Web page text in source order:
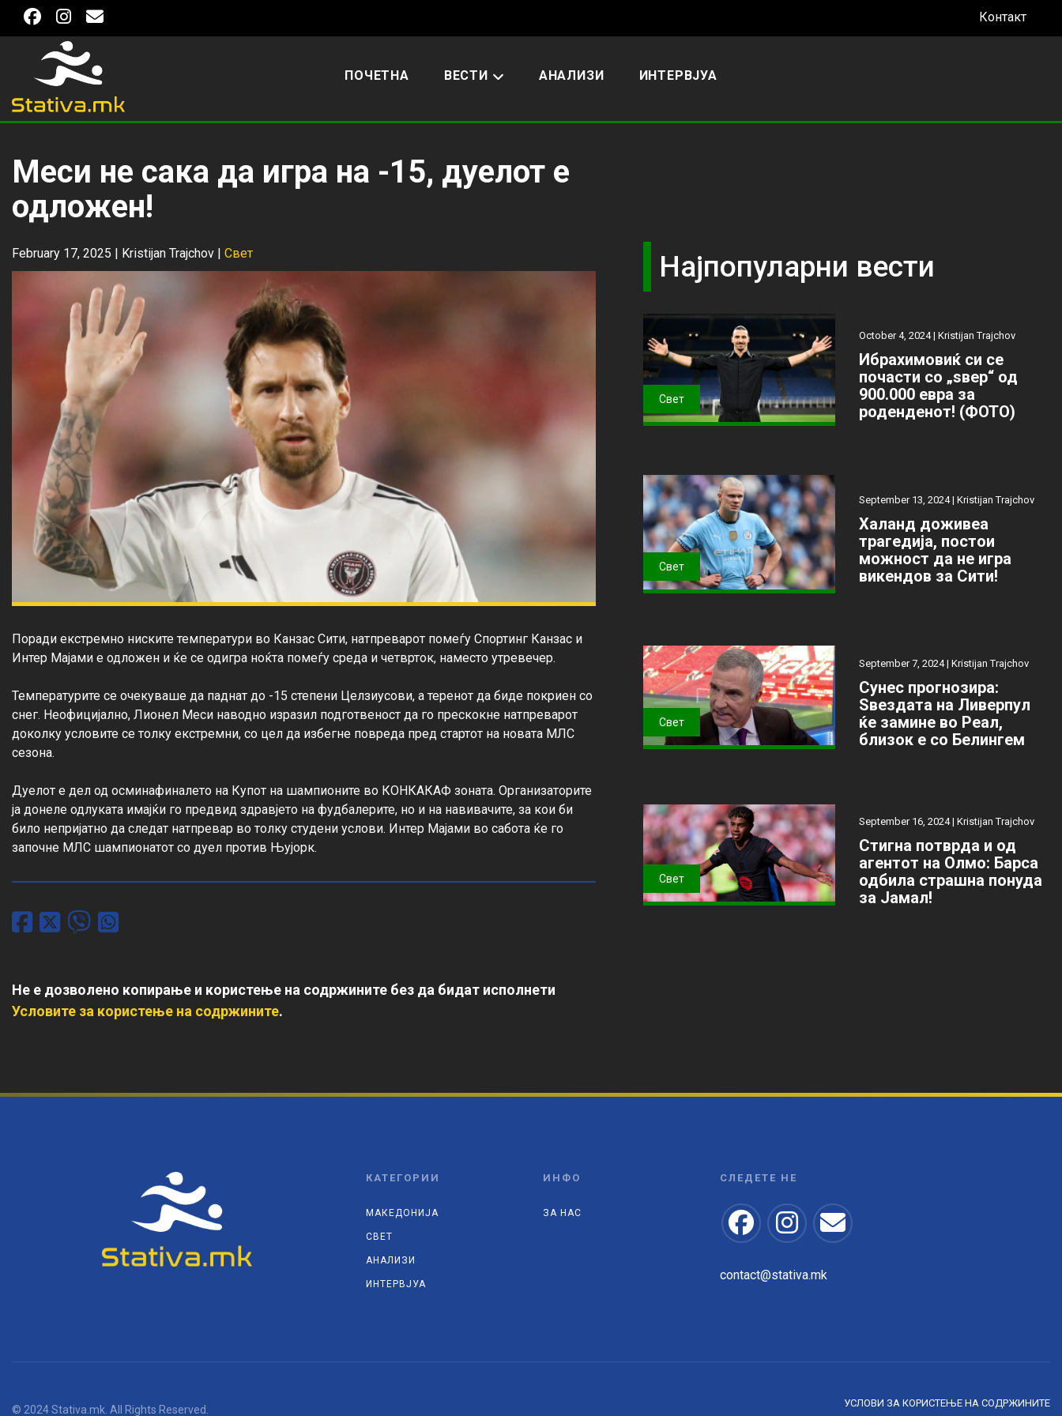
Контакт
ПОЧЕТНА ВЕСТИ АНАЛИЗИ ИНТЕРВЈУА
Меси не сака да игра на -15, дуелот е
одложен!
February 17, 2025 | Kristijan Trajchov | Свет
Поради екстремно ниските температури во Канзас Сити, натпреварот помеѓу Спортинг Канзас и
Интер Мајами е одложен и ќе се одигра ноќта помеѓу среда и четврток, наместо утревечер.
Температурите се очекуваше да паднат до -15 степени Целзиусови, а теренот да биде покриен со
снег. Неофицијално, Лионел Меси наводно изразил подготвеност да го прескокне натпреварот
доколку условите се толку екстремни, со цел да избегне повреда пред стартот на новата МЛС
сезона.
Дуелот е дел од осминафиналето на Купот на шампионите во КОНКАКАФ зоната. Организаторите
ја донеле одлуката имајќи го предвид здравјето на фудбалерите, но и на навивачите, за кои би
било непријатно да следат натпревар во толку студени услови. Интер Мајами во сабота ќе го
започне МЛС шампионатот со дуел против Њујорк.
Не е дозволено копирање и користење на содржините без да бидат исполнети
Условите за користење на содржините.
Најпопуларни вести
Свет
October 4, 2024 | Kristijan Trajchov
Ибрахимовиќ си се
почасти со „ѕвер“ од
900.000 евра за
роденденот! (ФОТО)
Свет
September 13, 2024 | Kristijan Trajchov
Халанд доживеа
трагедија, постои
можност да не игра
викендов за Сити!
Свет
September 7, 2024 | Kristijan Trajchov
Сунес прогнозира:
Ѕвездата на Ливерпул
ќе замине во Реал,
близок е со Белингем
Свет
September 16, 2024 | Kristijan Trajchov
Стигна потврда и од
агентот на Олмо: Барса
одбила страшна понуда
за Јамал!
КАТЕГОРИИ
МАКЕДОНИЈА
СВЕТ
АНАЛИЗИ
ИНТЕРВЈУА
ИНФО
ЗА НАС
СЛЕДЕТЕ НЕ
contact@stativa.mk
© 2024 Stativa.mk. All Rights Reserved.
УСЛОВИ ЗА КОРИСТЕЊЕ НА СОДРЖИНИТЕ